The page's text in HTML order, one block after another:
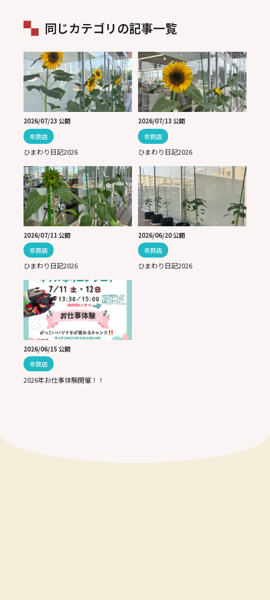
同じカテゴリの記事一覧
2026/07/23 公開
奈良店
ひまわり日記2026
2026/07/13 公開
奈良店
ひまわり日記2026
2026/07/11 公開
奈良店
ひまわり日記2026
2026/06/20 公開
奈良店
ひまわり日記2026
2026/06/15 公開
奈良店
2026年お仕事体験開催！！